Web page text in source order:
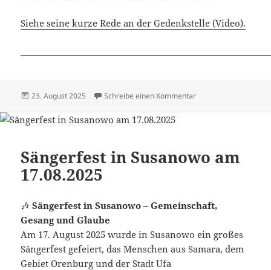
Siehe seine kurze Rede an der Gedenkstelle (Video).
Veröffentlicht
23. August 2025 Schreibe einen Kommentarzu Dimitri Mannikow
Sängerfest in Susanowo am
17.08.2025
🎶Sängerfest in Susanowo – Gemeinschaft,
Gesang und Glaube
Am 17. August 2025 wurde in Susanowo ein großes
Sängerfest gefeiert, das Menschen aus Samara, dem
Gebiet Orenburg und der Stadt Ufa